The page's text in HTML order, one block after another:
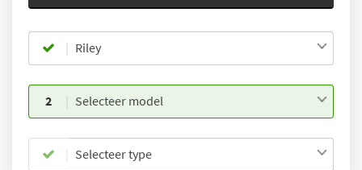
Riley
2 Selecteer model
Selecteer type